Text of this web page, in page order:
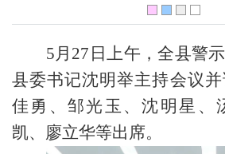
5月27日上午，全县警
县委书记沈明举主持会议
佳勇、邹光玉、沈明星、
凯、廖立华等出席。